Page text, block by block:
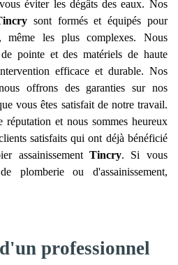
éviter les dégâts des eaux. Nos
sont formés et équipés pour
même les plus complexes. Nous
pointe et des matériels de haute
efficace et durable. Nos
offrons des garanties sur nos
vous êtes satisfait de notre travail.
réputation et nous sommes heureux
satisfaits qui ont déjà bénéficié
assainissementTincry. Si vous
plomberie ou d'assainissement,
professionnel